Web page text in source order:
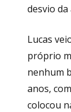
desvio
Lucas
próprio
nenhum
anos,
colocou